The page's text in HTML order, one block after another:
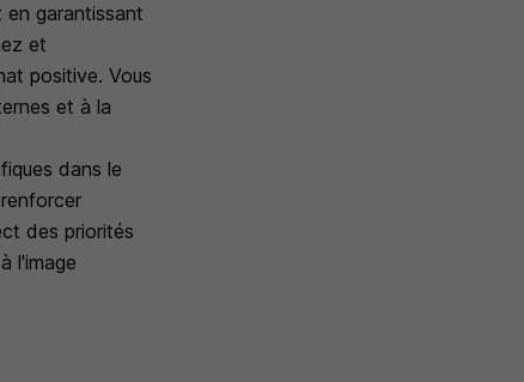
en garantissant
et
positive. Vous
et à la
dans le
des priorités
l'image